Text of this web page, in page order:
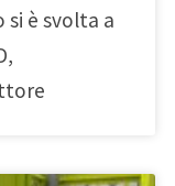
si è svolta a